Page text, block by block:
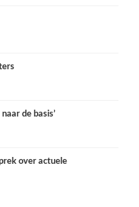
de basis’
over actuele